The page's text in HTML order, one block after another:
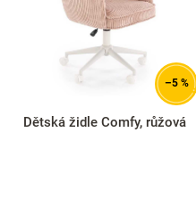
–5 %
Dětská židle Comfy, růžová